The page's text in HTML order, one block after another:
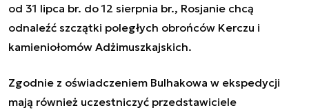
od 31 lipca br. do 12 sierpnia br., Rosjanie chcą
odnaleźć szczątki poległych obrońców Kerczu i
kamieniołomów Adżimuszkajskich.
Zgodnie z oświadczeniem Bulhakowa w ekspedycji
mają również uczestniczyć przedstawiciele